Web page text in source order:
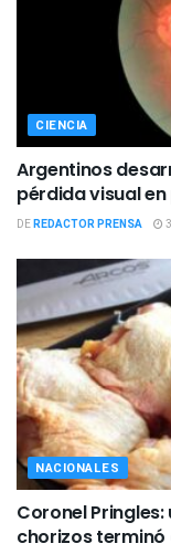
CIENCIA
Argentinos
pérdida visual
DEREDACTOR PRENSA
NACIONALES
Coronel
chorizos